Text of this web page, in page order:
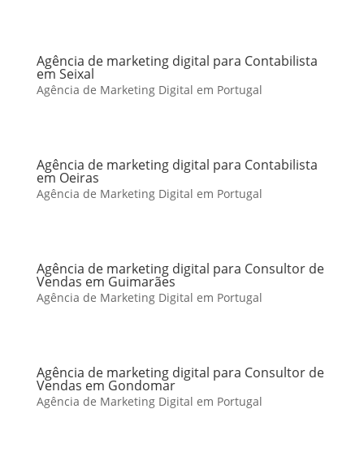
Agência de marketing digital para Contabilista
em Seixal
Agência de Marketing Digital em Portugal
Agência de marketing digital para Contabilista
em Oeiras
Agência de Marketing Digital em Portugal
Agência de marketing digital para Consultor de
Vendas em Guimarães
Agência de Marketing Digital em Portugal
Agência de marketing digital para Consultor de
Vendas em Gondomar
Agência de Marketing Digital em Portugal